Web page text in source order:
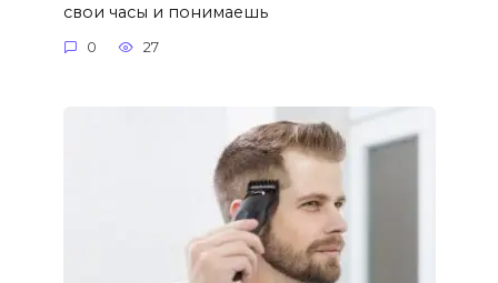
свои часы и понимаешь
0 27